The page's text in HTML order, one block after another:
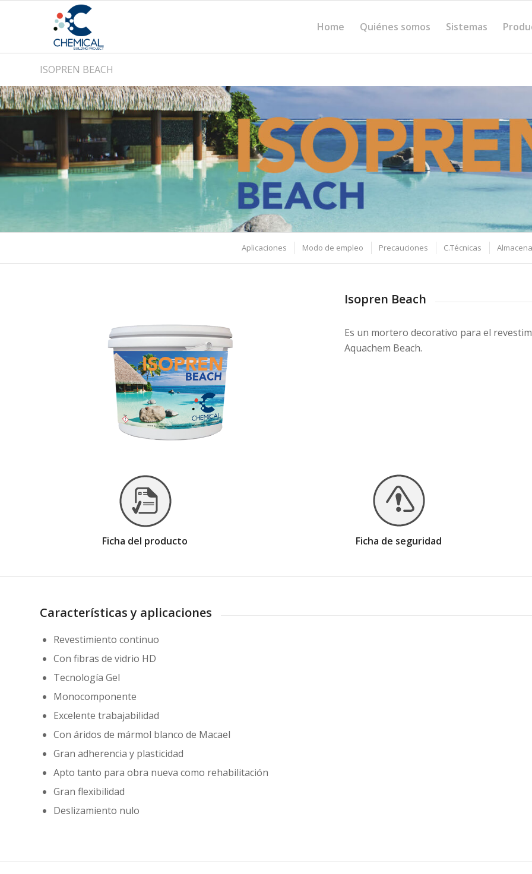
Home Quiénes somos Sistemas
ISOPREN BEACH
Aplicaciones Modo de empleo Precauciones C.Técnicas
REVOCO CAPA FINA
Isopren Beach
Es un mortero decorativo para el
Aquachem Beach.
Ficha del producto Ficha de seguridad
Características y aplicaciones
Revestimiento continuo
Con fibras de vidrio HD
Tecnología Gel
Monocomponente
Excelente trabajabilidad
Con áridos de mármol blanco de Macael
Gran adherencia y plasticidad
Apto tanto para obra nueva como rehabilitación
Gran flexibilidad
Deslizamiento nulo